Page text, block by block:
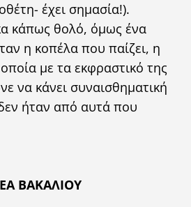
έχει σημασία!).
κάπως θολό, όμως ένα
η κοπέλα που παίζει, η
με τα εκφραστικό της
να κάνει συναισθηματική
ήταν από αυτά που
ΒΑΚΑΛΙΟΥ